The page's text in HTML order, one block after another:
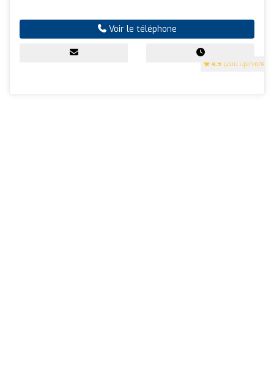
4.9 (200 Opinions)
Voir le téléphone